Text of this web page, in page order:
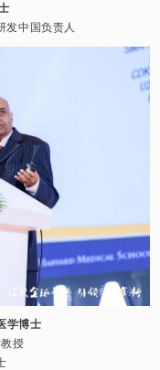
发中国负责人
学博士
授